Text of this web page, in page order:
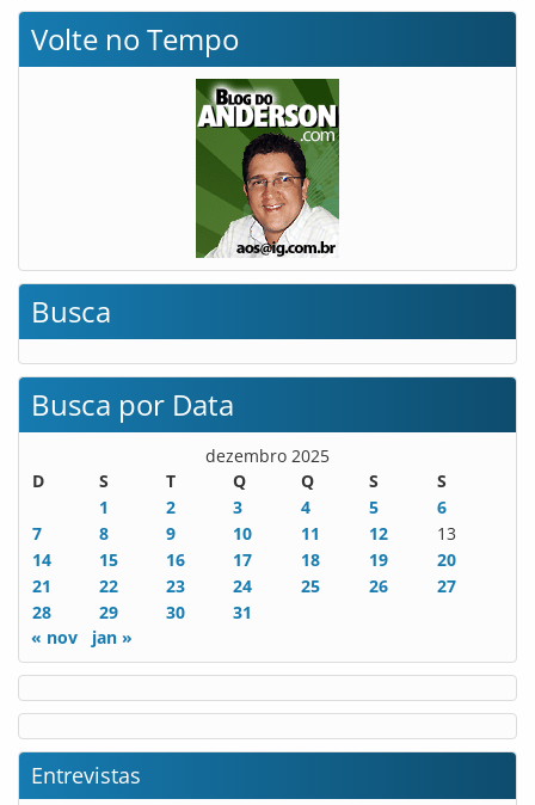
Volte no Tempo
Busca
Busca por Data
dezembro 2025
D
S T Q Q S
S
1
2 3 4 5
6
7
8 9 10 11 12
13
14
15 16 17 18 19
20
21
22 23 24 25 26
27
28
29 30
31
« nov
jan »
Entrevistas